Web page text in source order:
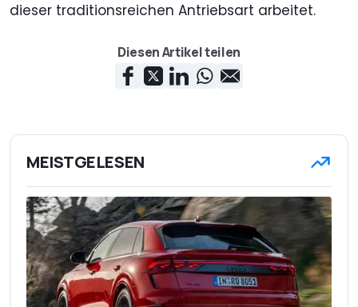
dieser traditionsreichen Antriebsart arbeitet.
Diesen Artikel teilen
MEISTGELESEN